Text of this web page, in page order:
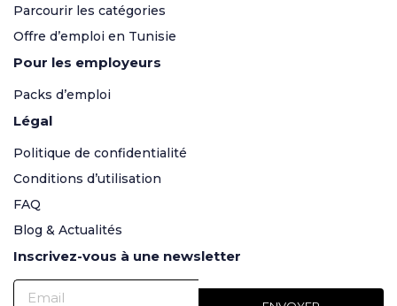
Parcourir les catégories
Offre d’emploi en Tunisie
Pour les employeurs
Packs d’emploi
Légal
Politique de confidentialité
Conditions d’utilisation
FAQ
Blog & Actualités
Inscrivez-vous à une newsletter